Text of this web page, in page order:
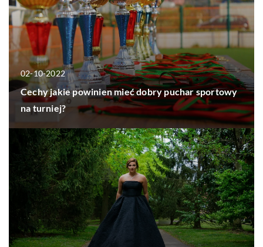
02-10-2022
Cechy jakie powinien mieć dobry puchar sportowy
na turniej?